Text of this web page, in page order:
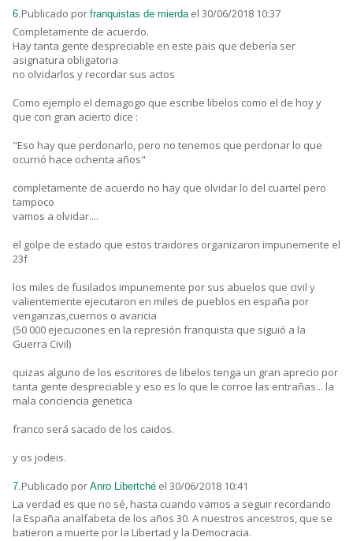
6.Publicado por franquistas de mierda el 30/06/2018 10:37
Completamente de acuerdo.
Hay tanta gente despreciable en este pais que debería ser
asignatura obligatoria
no olvidarlos y recordar sus actos
Como ejemplo el demagogo que escribe libelos como el de hoy y
que con gran acierto dice :
"Eso hay que perdonarlo, pero no tenemos que perdonar lo que
ocurrió hace ochenta años"
completamente de acuerdo no hay que olvidar lo del cuartel pero
tampoco
vamos a olvidar....
el golpe de estado que estos traidores organizaron impunemente el
23f
los miles de fusilados impunemente por sus abuelos que civil y
valientemente ejecutaron en miles de pueblos en españa por
venganzas,cuernos o avaricia
(50 000 ejecuciones en la represión franquista que siguió a la
Guerra Civil)
quizas alguno de los escritores de libelos tenga un gran aprecio por
tanta gente despreciable y eso es lo que le corroe las entrañas... la
mala conciencia genetica
franco será sacado de los caidos.
y os jodeis.
7.Publicado por Anro Libertché el 30/06/2018 10:41
La verdad es que no sé, hasta cuando vamos a seguir recordando
la España analfabeta de los años 30. A nuestros ancestros, que se
batieron a muerte por la Libertad y la Democracia.